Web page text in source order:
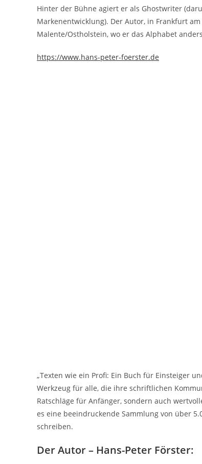
Hinter der Bühne agiert er als Ghostwriter
Markenentwicklung). Der Autor, in Frankfurt
Malente/Ostholstein, wo er das Alphabet
https://www.hans-peter-foerster.de
„Texten wie ein Profi: Ein Buch für Einsteiger
Werkzeug für alle, die ihre schriftlichen
Ratschläge für Anfänger, sondern auch
es eine beeindruckende Sammlung von über
schreiben.
Der Autor – Hans-Peter Förster: